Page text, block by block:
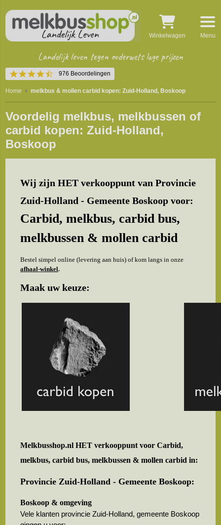
4.5
star
rating
976 Beoordelingen
Landelijk leven tegen ouderwets lage prijzen
Winkelwagen Menu
Home melkbus & mollen carbid kopen: Zuid-Holland, Boskoop
Voordelig melkbus, melkbussen of
carbid kopen: Zuid-Holland,
Boskoop
Wij zijn HET verkooppunt van Provincie
Zuid-Holland - Gemeente Boskoop voor:
Carbid, melkbus, carbid bus,
melkbussen & mollen carbid
Bestel simpel online (levering aan huis) of kom langs in onze
afhaal-winkel.
Maak uw keuze:
Melkbusshop.nl HET verkooppunt voorCarbid,
melkbus, carbid bus, melkbussen & mollen carbid in:
Provincie Zuid-Holland - Gemeente Boskoop:
Boskoop & omgeving
Vele klanten provincie Zuid-Holland, gemeente Boskoop